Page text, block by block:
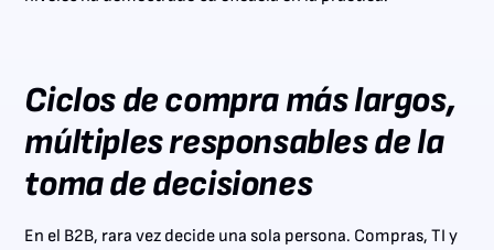
Ciclos de compra más largos,
múltiples responsables de la
toma de decisiones
En el B2B, rara vez decide una sola persona. Compras, TI y